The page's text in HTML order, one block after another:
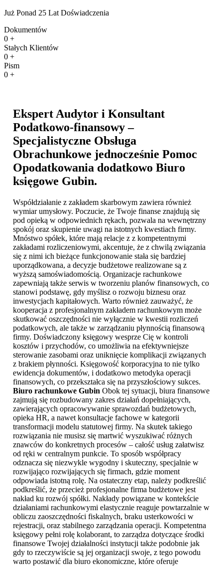
Już Ponad 25 Lat Doświadczenia
Dokumentów
0 +
Stałych Klientów
0 +
Pism
0 +
Ekspert Audytor i Konsultant
Podatkowo-finansowy –
Specjalistyczne Obsługa
Obrachunkowe jednocześnie Pomoc
Opodatkowania dodatkowo Biuro
księgowe Gubin.
Współdziałanie z zakładem skarbowym zawiera również
wymiar umysłowy. Poczucie, że Twoje finanse znajdują się
pod opieką w odpowiednich rękach, pozwala na wewnętrzny
spokój oraz skupienie uwagi na istotnych kwestiach firmy.
Mnóstwo spółek, które mają relacje z z kompetentnymi
zakładami rozliczeniowymi, akcentuje, że z chwilą związania
się z nimi ich bieżące funkcjonowanie stała się bardziej
uporządkowana, a decyzje budżetowe realizowane są z
wyższą samoświadomością. Organizacje rachunkowe
zapewniają także serwis w tworzeniu planów finansowych, co
stanowi podstawę, gdy myślisz o rozwoju biznesu oraz
inwestycjach kapitałowych. Warto również zauważyć, że
kooperacja z profesjonalnym zakładem rachunkowym może
skutkować oszczędności nie wyłącznie w kwestii rozliczeń
podatkowych, ale także w zarządzaniu płynnością finansową
firmy. Doświadczony księgowy wesprze Cię w kontroli
kosztów i przychodów, co umożliwia na efektywniejsze
sterowanie zasobami oraz uniknięcie komplikacji związanych
z brakiem płynności. Księgowość korporacyjna to nie tylko
ewidencja dokumentów, i dodatkowo metodyka operacji
finansowych, co przekształca się na przyszłościowy sukces.
Biuro rachunkowe Gubin Obok tej sytuacji, biura finansowe
zajmują się rozbudowany zakres działań dopełniających,
zawierających opracowywanie sprawozdań budżetowych,
opieka HR, a nawet konsultacje fachowe w kategorii
transformacji modelu statutowej firmy. Na skutek takiego
rozwiązania nie musisz się martwić wyszukiwać różnych
znawców do konkretnych procesów – całość usług załatwisz
od ręki w centralnym punkcie. To sposób współpracy
odznacza się niezwykle wygodny i skuteczny, specjalnie w
rozwijająco rozwijających się firmach, gdzie moment
odpowiada istotną rolę. Na ostateczny etap, należy podkreślić
podkreślić, że przecież profesjonalne firma budżetowe jest
nakład ku rozwój spółki. Nakłady powiązane w kontekście
działaniami rachunkowymi elastycznie reaguje powtarzalnie w
obliczu zaoszczędności fiskalnych, braku usterkowości w
rejestracji, oraz stabilnego zarządzania operacji. Kompetentna
księgowy pełni rolę kolaborant, to zarządza dotyczące środki
finansowe Twojej działalności instytucji także podobnie jak
gdy to rzeczywiście są jej organizacji swoje, z tego powodu
warto postawić dla biuro ekonomiczne, które oferuje